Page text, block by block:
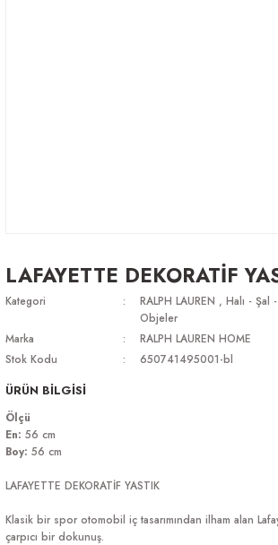
LAFAYETTE DEKORATİF
Kategori RALPH LAUREN , Halı - Şal -
Objeler
Marka
RALPH LAUREN HOME
Stok Kodu
650741495001-bl
ÜRÜN BİLGİSİ
Ölçü
En: 56 cm
Boy: 56 cm
LAFAYETTE DEKORATİF YASTIK
Klasik bir spor otomobil iç tasarımından ilham alan
çarpıcı bir dokunuş.